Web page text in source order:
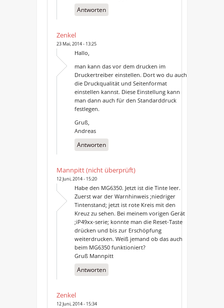
Antworten
Zenkel
23 Mai, 2014 - 13:25
Hallo,
man kann das vor dem drucken im
Druckertreiber einstellen. Dort wo du auch
die Druckqualität und Seitenformat
einstellen kannst. Diese Einstellung kann
man dann auch für den Standarddruck
festlegen.
Gruß,
Andreas
Antworten
Mannpitt (nicht überprüft)
12 Juni, 2014 - 15:20
Habe den MG6350. Jetzt ist die Tinte leer.
Zuerst war der Warnhinweis ;niedriger
Tintenstand; jetzt ist rote Kreis mit den
Kreuz zu sehen. Bei meinem vorigen Gerät
;iP49xx-serie; konnte man die Reset-Taste
drücken und bis zur Erschöpfung
weiterdrucken. Weiß jemand ob das auch
beim MG6350 funktioniert?
Gruß Mannpitt
Antworten
Zenkel
12 Juni, 2014 - 15:34